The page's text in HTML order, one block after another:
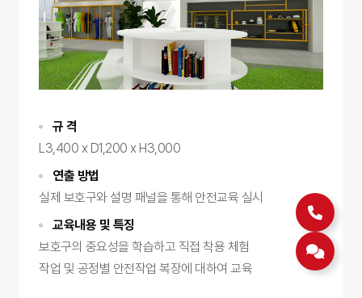
규 격
L3,400 x D1,200 x H3,000
연출 방법
실제 보호구와 설명 패널을 통해 안전교육 실시
교육내용 및 특징
보호구의 중요성을 학습하고 직접 착용 체험
작업 및 공정별 안전작업 복장에 대하여 교육